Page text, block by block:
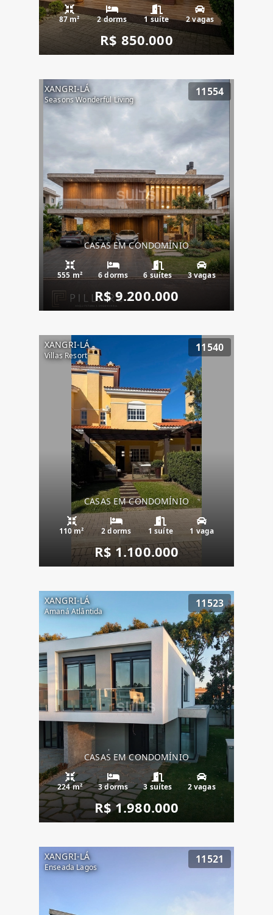
87 m² 2 dorms 1 suíte 2 vagas
R$ 850.000
XANGRI-LÁ
Seasons Wonderful Living
11554
CASAS EM CONDOMÍNIO
555 m² 6 dorms 6 suítes 3 vagas
R$ 9.200.000
XANGRI-LÁ
Villas Resort
11540
CASAS EM CONDOMÍNIO
110 m² 2 dorms 1 suíte 1 vaga
R$ 1.100.000
XANGRI-LÁ
Amaná Atlântida
11523
CASAS EM CONDOMÍNIO
224 m² 3 dorms 3 suítes 2 vagas
R$ 1.980.000
XANGRI-LÁ
Enseada Lagos
11521